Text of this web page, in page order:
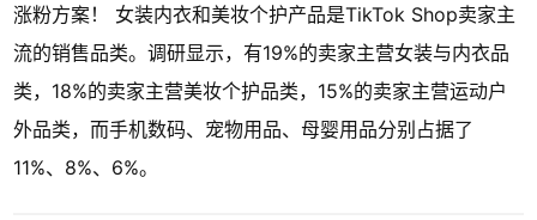
涨粉方案！ 女装内衣和美妆个护产品是TikTok Shop卖家主
流的销售品类。调研显示，有19%的卖家主营女装与内衣品
类，18%的卖家主营美妆个护品类，15%的卖家主营运动户
外品类，而手机数码、宠物用品、母婴用品分别占据了
11%、8%、6%。